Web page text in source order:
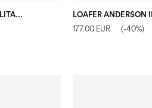
LOAFER ANDERSON IN NABUK MILITARE LOAFER ANDERSON
177.00 EUR (-40%)